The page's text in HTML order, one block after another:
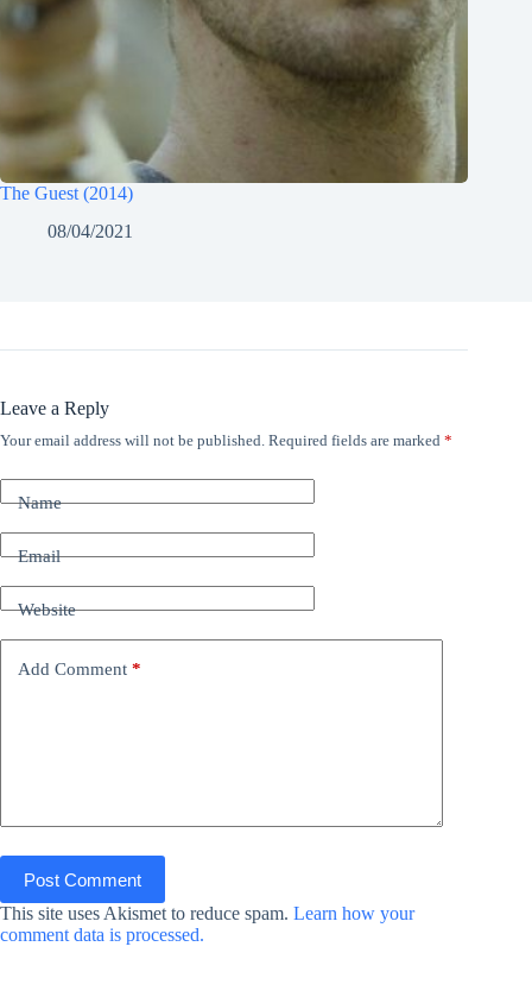
The Guest (2014)
08/04/2021
Leave a Reply
Your email address will not be published. Required fields are marked *
Name
Email
Website
Add Comment *
Post Comment
This site uses Akismet to reduce spam. Learn how your
comment data is processed.